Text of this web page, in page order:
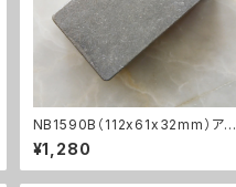
NB1590B（112x61x32mm）アル
ミダイキャストケース
¥1,280